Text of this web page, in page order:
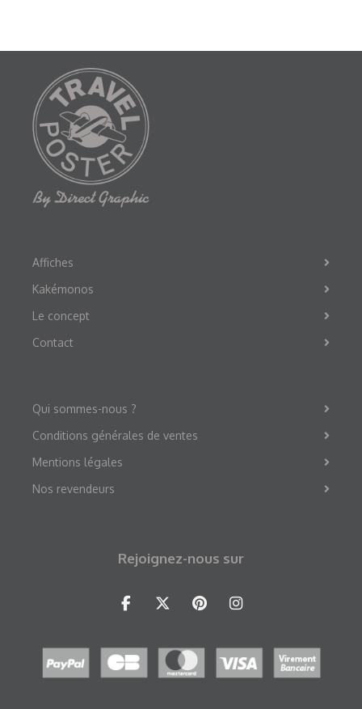
Affiches
Kakémonos
Le concept
Contact
Qui sommes-nous ?
Conditions générales de ventes
Mentions légales
Nos revendeurs
Rejoignez-nous sur